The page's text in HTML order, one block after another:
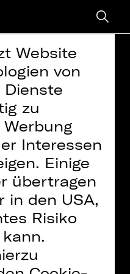
ERNST
Julia Prechsl
finden Sie in unserer
| Staatstheater
Jack
vorbildliches
Website
von
zu
Interessen
Einige
übertragen
in den USA,
Risiko